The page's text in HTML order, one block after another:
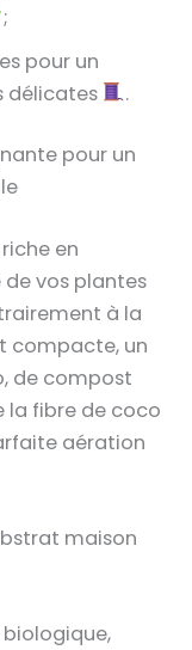
;
pour un
délicates
.
pour un
en
vos plantes
à la
compacte, un
de compost
la fibre de coco
aération
maison